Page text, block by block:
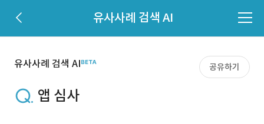
유사사례 검색 AI
유사사례 검색 AI 공유하기
앱 심사